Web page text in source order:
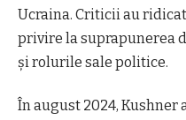
Ucraina. Criticii au
privire la suprapunerea
şi rolurile sale politice.
În august 2024,